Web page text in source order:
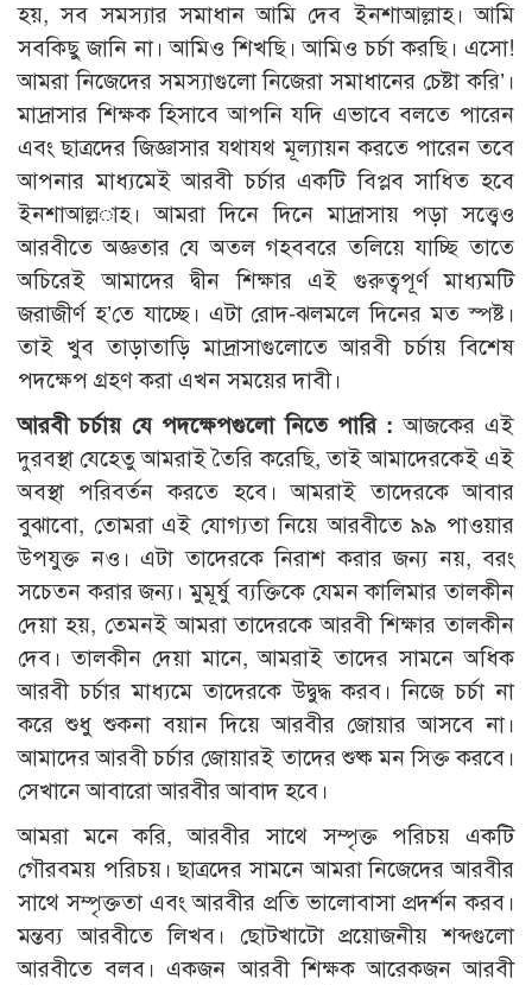
হয়, সব সমস্যার সমাধান আমি দেব ইনশাআল্লাহ। আমি
সবকিছু জানি না। আমিও শিখছি। আমিও চর্চা করছি। এসো!
আমরা নিজেদের সমস্যাগুলো নিজেরা সমাধানের চেষ্টা করি’।
মাদ্রাসার শিক্ষক হিসাবে আপনি যদি এভাবে বলতে পারেন
এবং ছাত্রদের জিজ্ঞাসার যথাযথ মূল্যায়ন করতে পারেন তবে
আপনার মাধ্যমেই আরবী চর্চার একটি বিপ্লব সাধিত হবে
ইনশাআল্ল­াহ। আমরা দিনে দিনে মাদ্রাসায় পড়া সত্ত্বেও
আরবীতে অজ্ঞতার যে অতল গহববরে তলিয়ে যাচ্ছি তাতে
অচিরেই আমাদের দ্বীন শিক্ষার এই গুরুত্বপূর্ণ মাধ্যমটি
জরাজীর্ণ হ’তে যাচ্ছে। এটা রোদ-ঝলমলে দিনের মত স্পষ্ট।
তাই খুব তাড়াতাড়ি মাদ্রাসাগুলোতে আরবী চর্চায় বিশেষ
পদক্ষেপ গ্রহণ করা এখন সময়ের দাবী।
আরবী চর্চায় যে পদক্ষেপগুলো নিতে পারি : আজকের এই
দুরবস্থা যেহেতু আমরাই তৈরি করেছি, তাই আমাদেরকেই এই
অবস্থা পরিবর্তন করতে হবে। আমরাই তাদেরকে আবার
বুঝাবো, তোমরা এই যোগ্যতা নিয়ে আরবীতে ৯৯ পাওয়ার
উপযুক্ত নও। এটা তাদেরকে নিরাশ করার জন্য নয়, বরং
সচেতন করার জন্য। মুমূর্ষু ব্যক্তিকে যেমন কালিমার তালকীন
দেয়া হয়, তেমনই আমরা তাদেরকে আরবী শিক্ষার তালকীন
দেব। তালকীন দেয়া মানে, আমরাই তাদের সামনে অধিক
আরবী চর্চার মাধ্যমে তাদেরকে উদ্বুদ্ধ করব। নিজে চর্চা না
করে শুধু শুকনা বয়ান দিয়ে আরবীর জোয়ার আসবে না।
আমাদের আরবী চর্চার জোয়ারই তাদের শুষ্ক মন সিক্ত করবে।
সেখানে আবারো আরবীর আবাদ হবে।
আমরা মনে করি, আরবীর সাথে সম্পৃক্ত পরিচয় একটি
গৌরবময় পরিচয়। ছাত্রদের সামনে আমরা নিজেদের আরবীর
সাথে সম্পৃক্ততা এবং আরবীর প্রতি ভালোবাসা প্রদর্শন করব।
মন্তব্য আরবীতে লিখব। ছোটখাটো প্রয়োজনীয় শব্দগুলো
আরবীতে বলব। একজন আরবী শিক্ষক আরেকজন আরবী